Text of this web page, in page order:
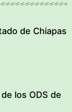
de Chiapas
los ODS de